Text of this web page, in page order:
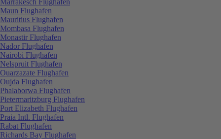
Maun Flughafen
Mauritius Flughafen
Mombasa Flughafen
Monastir Flughafen
Nador Flughafen
Nairobi Flughafen
Nelspruit Flughafen
Ouarzazate Flughafen
Oujda Flughafen
Phalaborwa Flughafen
Pietermaritzburg Flughafen
Port Elizabeth Flughafen
Praia Intl. Flughafen
Rabat Flughafen
Richards Bay Flughafen